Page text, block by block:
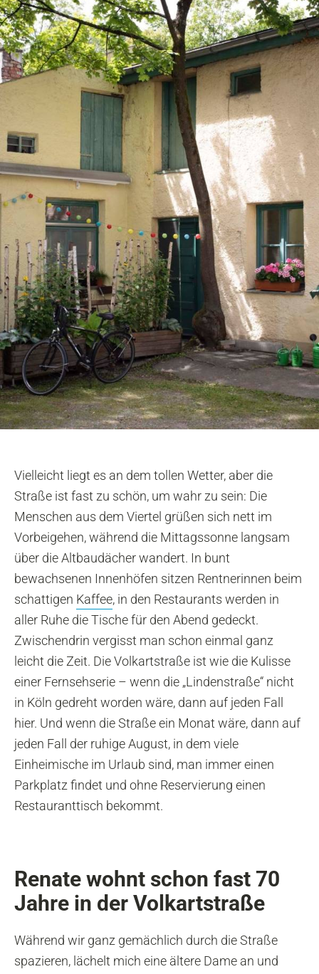
Vielleicht liegt es an dem tollen Wetter, aber die
Straße ist fast zu schön, um wahr zu sein: Die
Menschen aus dem Viertel grüßen sich nett im
Vorbeigehen, während die Mittagssonne langsam
über die Altbaudächer wandert. In bunt
bewachsenen Innenhöfen sitzen Rentnerinnen beim
schattigen Kaffee, in den Restaurants werden in
aller Ruhe die Tische für den Abend gedeckt.
Zwischendrin vergisst man schon einmal ganz
leicht die Zeit. Die Volkartstraße ist wie die Kulisse
einer Fernsehserie – wenn die „Lindenstraße“ nicht
in Köln gedreht worden wäre, dann auf jeden Fall
hier. Und wenn die Straße ein Monat wäre, dann auf
jeden Fall der ruhige August, in dem viele
Einheimische im Urlaub sind, man immer einen
Parkplatz findet und ohne Reservierung einen
Restauranttisch bekommt.
Renate wohnt schon fast 70
Jahre in der Volkartstraße
Während wir ganz gemächlich durch die Straße
spazieren, lächelt mich eine ältere Dame an und